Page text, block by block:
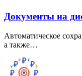
Документы на
Автоматическое
а также…